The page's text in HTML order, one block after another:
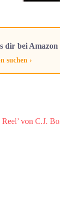
dir bei
suchen ›
Reel’ von C.J.